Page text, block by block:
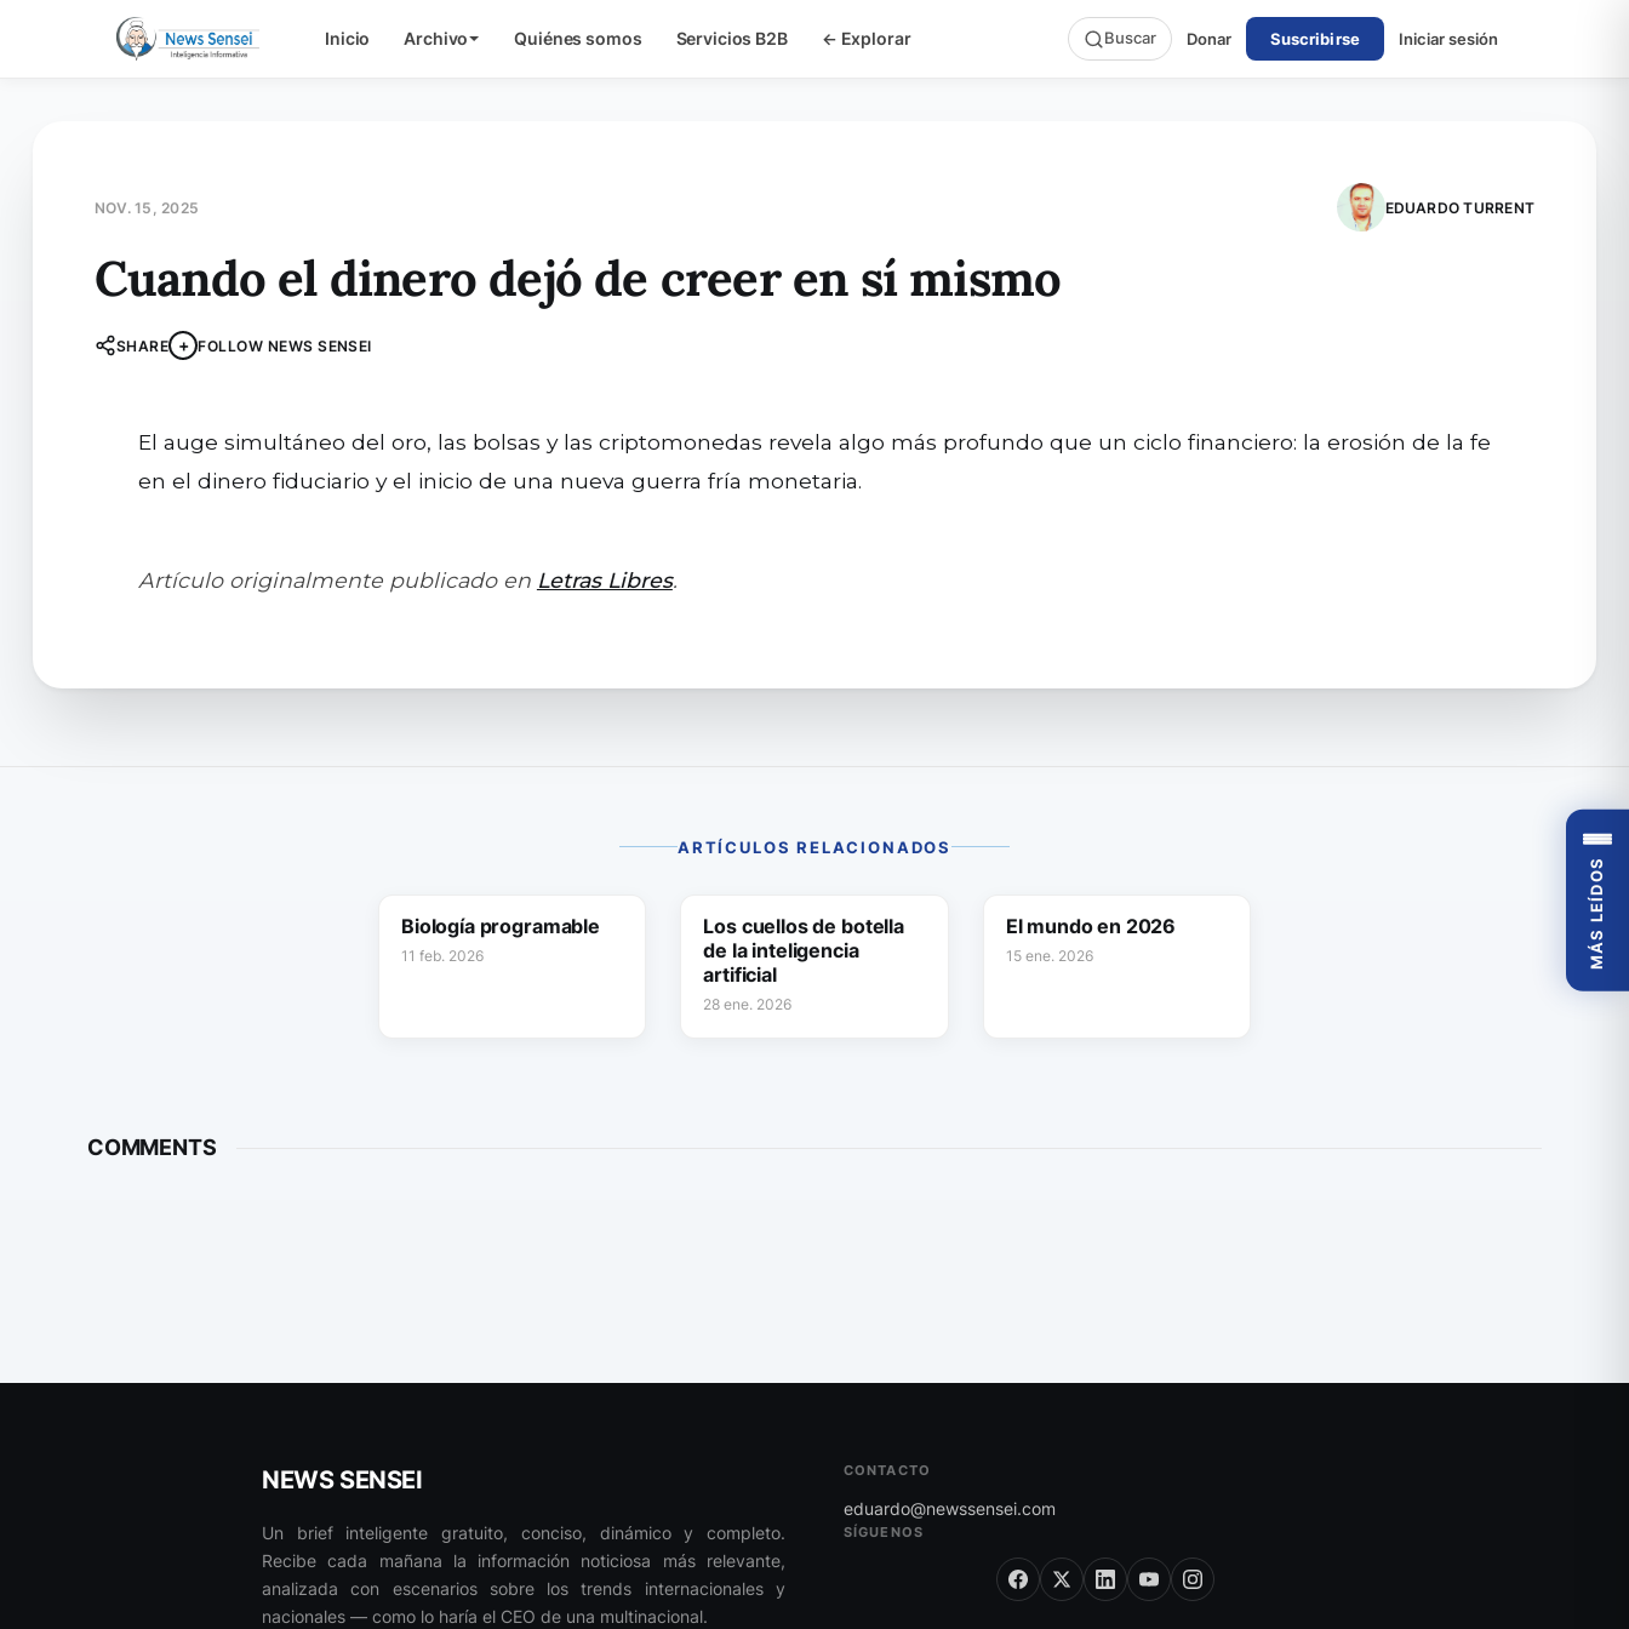
Inicio Archivo Quiénes somos Servicios B2B ← Explorar Buscar Donar Suscribirse Iniciar sesión
NOV. 15, 2025 EDUARDO TURRENT
Cuando el dinero dejó de creer en sí mismo
SHARE + FOLLOW NEWS SENSEI
El auge simultáneo del oro, las bolsas y las criptomonedas revela algo más profundo que un ciclo financiero: la erosión de la fe
en el dinero fiduciario y el inicio de una nueva guerra fría monetaria.
Artículo originalmente publicado en Letras Libres.
ARTÍCULOS RELACIONADOS
Biología programable
11 feb. 2026
Los cuellos de botella
de la inteligencia
artificial
28 ene. 2026
El mundo en 2026
15 ene. 2026
COMMENTS
NEWS SENSEI
Un brief inteligente gratuito, conciso, dinámico y completo.
Recibe cada mañana la información noticiosa más relevante,
analizada con escenarios sobre los trends internacionales y
nacionales — como lo haría el CEO de una multinacional.
CONTACTO
eduardo@newssensei.com
SÍGUENOS
MÁS LEÍDOS